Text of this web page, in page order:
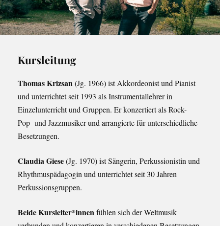
Kursleitung
Thomas Krizsan (Jg. 1966) ist Akkordeonist und Pianist
und unterrichtet seit 1993 als Instrumentallehrer in
Einzelunterricht und Gruppen. Er konzertiert als Rock-
Pop- und Jazzmusiker und arrangierte für unterschiedliche
Besetzungen.
Claudia Giese(Jg. 1970) ist Sängerin, Perkussionistin und
Rhythmuspädagogin und unterrichtet seit 30 Jahren
Perkussionsgruppen.
Beide Kursleiter*innen fühlen sich der Weltmusik